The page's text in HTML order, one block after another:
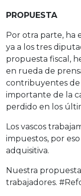
PROPUESTA
Por otra parte, ha
ya a los tres
propuesta fiscal,
en rueda de
contribuyentes
importante de la
perdido en los
Los vascos
impuestos, por
adquisitiva.
Nuestra
trabajadores.